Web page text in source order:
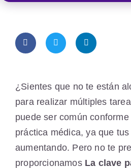
¿Sientes que no te están
para realizar múltiples
puede ser común
práctica médica, ya que
aumentando. Pero no te
proporcionamos La clave